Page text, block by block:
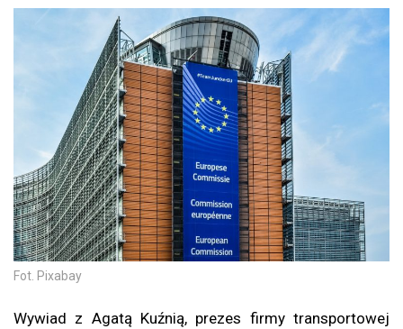
Fot. Pixabay
Wywiad z Agatą Kuźnią, prezes firmy transportowej